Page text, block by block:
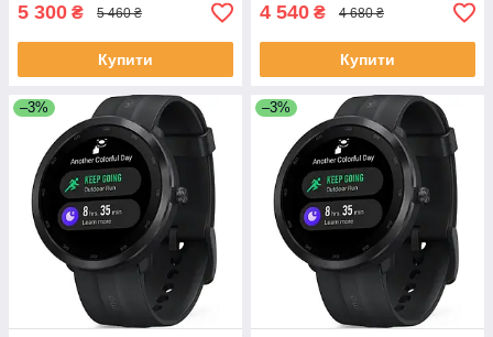
5 300 ₴ 5 460 ₴
Купити
4 540 ₴ 4 680 ₴
Купити
–3% –3%